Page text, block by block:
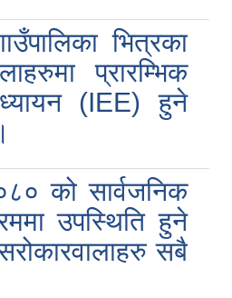
भित्रका
प्रारम्भिक
(IEE) हुने
को सार्वजनिक
उपस्थिति हुने
सबै